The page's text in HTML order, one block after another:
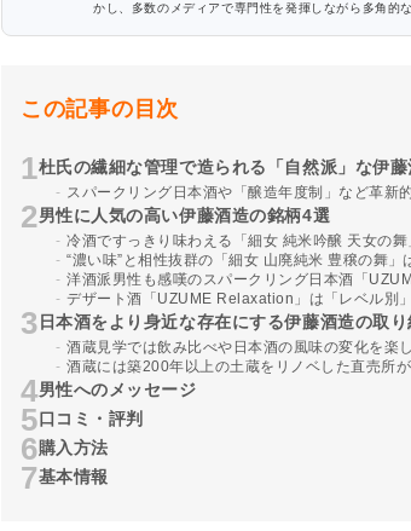
かし、多数のメディアで専門性を発揮しながら多角的
この記事の目次
杜氏の繊細な管理で造られる「自然派」な伊
スパークリング日本酒や「醸造年度制」など革新
男性に人気の高い伊藤酒造の銘柄4選
冷酒ですっきり味わえる「細女 純米吟醸 天女の舞
“濃い味”と相性抜群の「細女 山廃純米 豊穣の舞」
洋酒派男性も感嘆のスパークリング日本酒「
デザート酒「UZUME Relaxation」は「レベル別
日本酒をより身近な存在にする伊藤酒造の取
酒蔵見学では飲み比べや日本酒の風味の変化を楽
酒蔵には築200年以上の土蔵をリノベした直売所
男性へのメッセージ
口コミ・評判
購入方法
基本情報